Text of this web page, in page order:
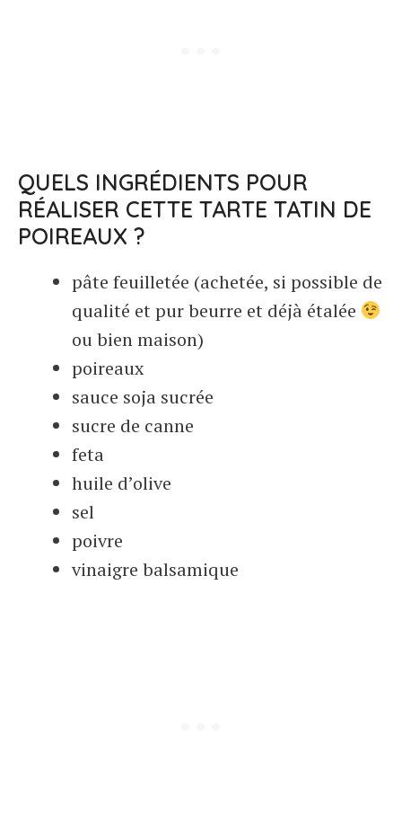
QUELS INGRÉDIENTS POUR
RÉALISER CETTE TARTE TATIN DE
POIREAUX ?
pâte feuilletée (achetée, si possible de
qualité et pur beurre et déjà étalée
ou bien maison)
poireaux
sauce soja sucrée
sucre de canne
feta
huile d’olive
sel
poivre
vinaigre balsamique